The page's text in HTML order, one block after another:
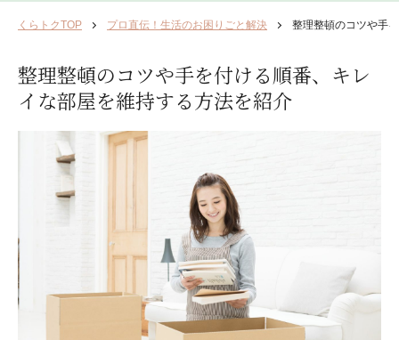
くらトクTOP プロ直伝！生活のお困りごと解決 整理整頓のコツや手
整理整頓のコツや手を付ける順番、キレ
イな部屋を維持する方法を紹介